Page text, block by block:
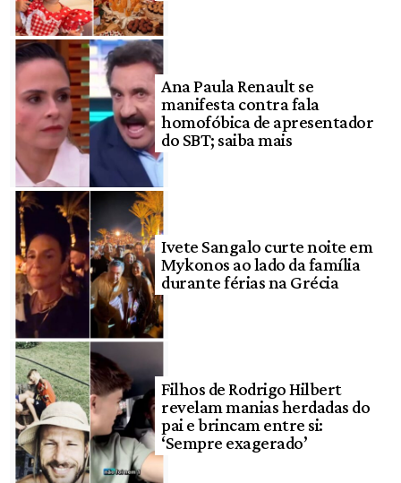
Ana Paula Renault se
manifesta contra fala
homofóbica de apresentador
do SBT; saiba mais
Ivete Sangalo curte noite em
Mykonos ao lado da família
durante férias na Grécia
Filhos de Rodrigo Hilbert
revelam manias herdadas do
pai e brincam entre si:
‘Sempre exagerado’